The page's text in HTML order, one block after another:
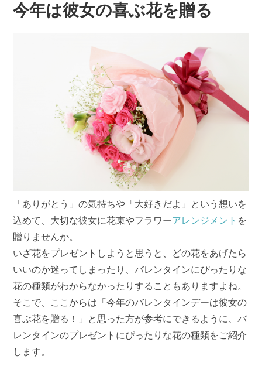
今年は彼女の喜ぶ花を贈る
「ありがとう」の気持ちや「大好きだよ」という想いを
込めて、大切な彼女に花束やフラワーアレンジメント を
贈りませんか。
いざ花をプレゼントしようと思うと、どの花をあげたら
いいのか迷ってしまったり、バレンタインにぴったりな
花の種類がわからなかったりすることもありますよね。
そこで、ここからは「今年のバレンタインデーは彼女の
喜ぶ花を贈る！」と思った方が参考にできるように、バ
レンタインのプレゼントにぴったりな花の種類をご紹介
します。